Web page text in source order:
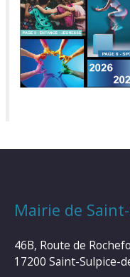
Mairie de
46B, Route de
17200 Saint-Sulpice-